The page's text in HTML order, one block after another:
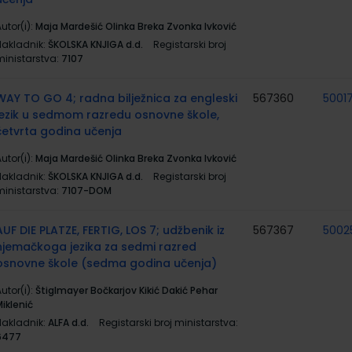
Maja Mardešić Olinka Breka Zvonka Ivković
ŠKOLSKA KNJIGA d.d.
Registarski broj
7107
TO GO 4; radna bilježnica za engleski
u sedmom razredu osnovne škole,
godina učenja
Maja Mardešić Olinka Breka Zvonka Ivković
ŠKOLSKA KNJIGA d.d.
Registarski broj
7107-DOM
567360
DIE PLATZE, FERTIG, LOS 7; udžbenik iz
jezika za sedmi razred
škole (sedma godina učenja)
Štiglmayer Bočkarjov Kikić Dakić Pehar
ALFA d.d.
Registarski broj ministarstva:
567367